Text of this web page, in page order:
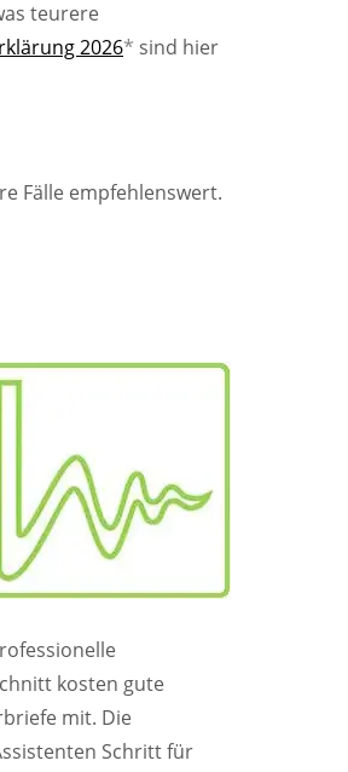
teurere
2026* sind hier
Fälle empfehlenswert.
kosten gute
mit. Die
Schritt für